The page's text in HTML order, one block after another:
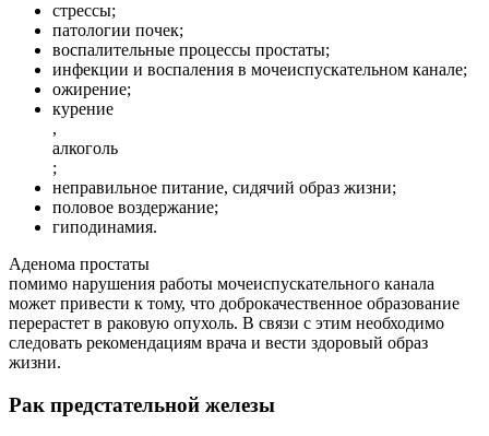
стрессы;
патологии почек;
воспалительные процессы простаты;
инфекции и воспаления в мочеиспускательном канале;
ожирение;
курение
,
алкоголь
;
неправильное питание, сидячий образ жизни;
половое воздержание;
гиподинамия.
Аденома простаты
помимо нарушения работы мочеиспускательного канала
может привести к тому, что доброкачественное образование
перерастет в раковую опухоль. В связи с этим необходимо
следовать рекомендациям врача и вести здоровый образ
жизни.
Рак предстательной железы